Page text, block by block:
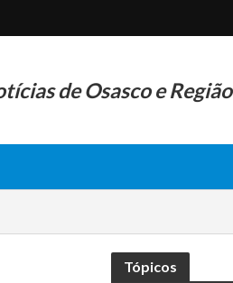
de Osasco e Região
Tópicos